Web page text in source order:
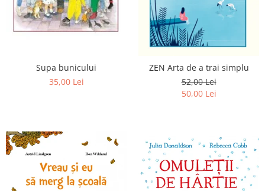
Supa bunicului
35,00 Lei
ZEN Arta de a trai simplu
52,00 Lei
50,00 Lei